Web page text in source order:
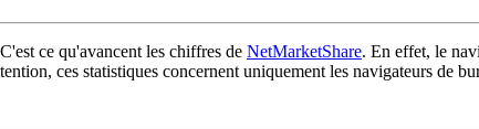
ce qu'avancent les chiffres de NetMarketShare. En effet, le
ces statistiques concernent uniquement les navigateurs de